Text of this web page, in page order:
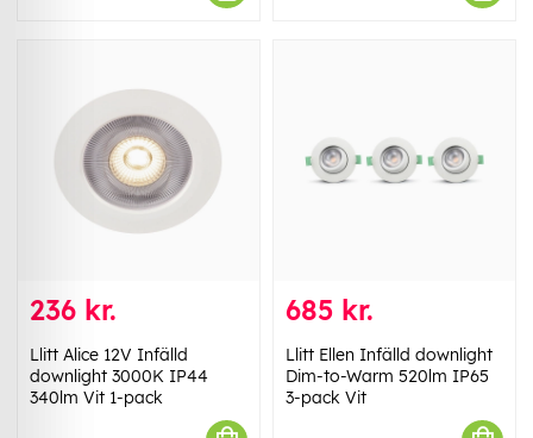
236 kr.
Llitt Alice 12V Infälld
downlight 3000K IP44
340lm Vit 1-pack
685 kr.
Llitt Ellen Infälld downlight
Dim-to-Warm 520lm IP65
3-pack Vit